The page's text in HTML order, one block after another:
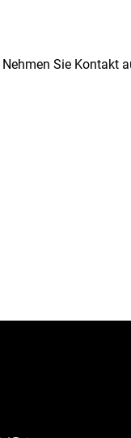
Sie Kontakt